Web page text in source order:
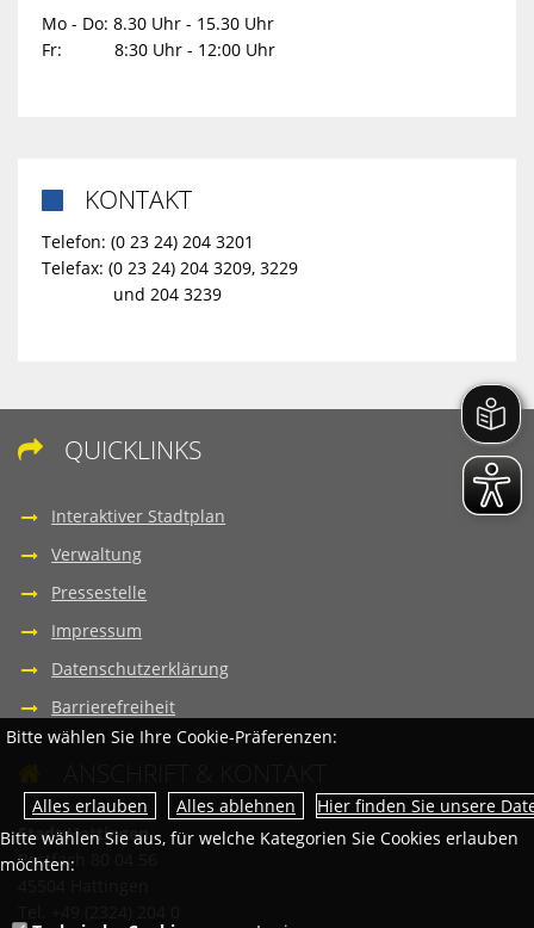
Mo - Do: 8.30 Uhr - 15.30 Uhr
Fr: 8:30 Uhr - 12:00 Uhr
KONTAKT
Telefon: (0 23 24) 204 3201
Telefax: (0 23 24) 204 3209, 3229
und 204 3239
 QUICKLINKS
Interaktiver Stadtplan
Verwaltung
Pressestelle
Impressum
Datenschutzerklärung
Barrierefreiheit
Stadt Hattingen
Postfach 80 04 56
Bitte wählen Sie Ihre Cookie-Präferenzen:
Hier finden Sie unsere
Bitte wählen Sie aus, für welche Kategorien Sie Cookies erlauben
möchten: